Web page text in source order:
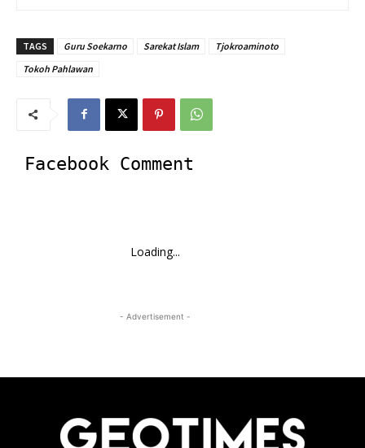
TAGS Guru Soekarno Sarekat Islam
Tjokroaminoto
Tokoh Pahlawan
Facebook Comment
Loading...
- Advertisement -